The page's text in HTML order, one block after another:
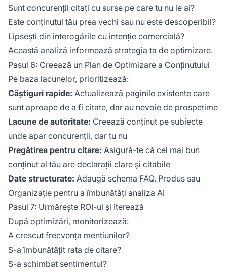
Sunt concurenții citați cu surse pe care tu nu le ai?
Este conținutul tău prea vechi sau nu este descoperibil?
Lipsești din interogările cu intenție comercială?
Această analiză informează strategia ta de optimizare.
Pasul 6: Creează un Plan de Optimizare a Conținutului
Pe baza lacunelor, prioritizează:
Câștiguri rapide: Actualizează paginile existente care
sunt aproape de a fi citate, dar au nevoie de prospețime
Lacune de autoritate: Creează conținut pe subiecte
unde apar concurenții, dar tu nu
Pregătirea pentru citare: Asigură-te că cel mai bun
conținut al tău are declarații clare și citabile
Date structurate: Adaugă schema FAQ, Produs sau
Organizație pentru a îmbunătăți analiza AI
Pasul 7: Urmărește ROI-ul și Iterează
După optimizări, monitorizează:
A crescut frecvența mențiunilor?
S-a îmbunătățit rata de citare?
S-a schimbat sentimentul?